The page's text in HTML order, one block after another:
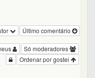
Último comentário
Só moderadores
Ordenar por gostei